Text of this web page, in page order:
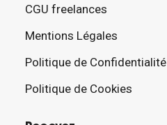
CGU freelances
Mentions Légales
Politique de Confidentialité
Politique de Cookies